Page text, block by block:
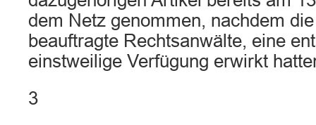
dem Netz genommen, nachdem
beauftragte Rechtsanwälte, eine
einstweilige Verfügung erwirkt
3